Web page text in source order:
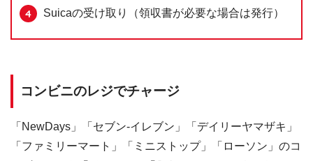
Suicaの受け取り（領収書が必要な場合は発行）
コンビニのレジでチャージ
「NewDays」「セブン-イレブン」「デイリーヤマザキ」
「ファミリーマート」「ミニストップ」「ローソン」のコ